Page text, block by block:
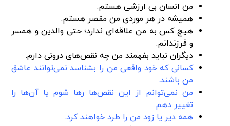
من انسان بی ارزشی هستم.
همیشه در هر موردی من مقصر هستم.
هیچ کس به من علاقه‌ای ندارد؛ حتی والدین و همسر
و فرزندانم.
دیگران نباید بفهمند من چه نقص‌های درونی دارم.
کسانی که خود واقعی من را بشناسد نمی‌توانند عاشق
من باشند.
من نمی‌توانم از این نقص‌ها رها شوم یا آن‌ها را
تغییر دهم.
همه دیر یا زود من را طرد خواهند کرد.